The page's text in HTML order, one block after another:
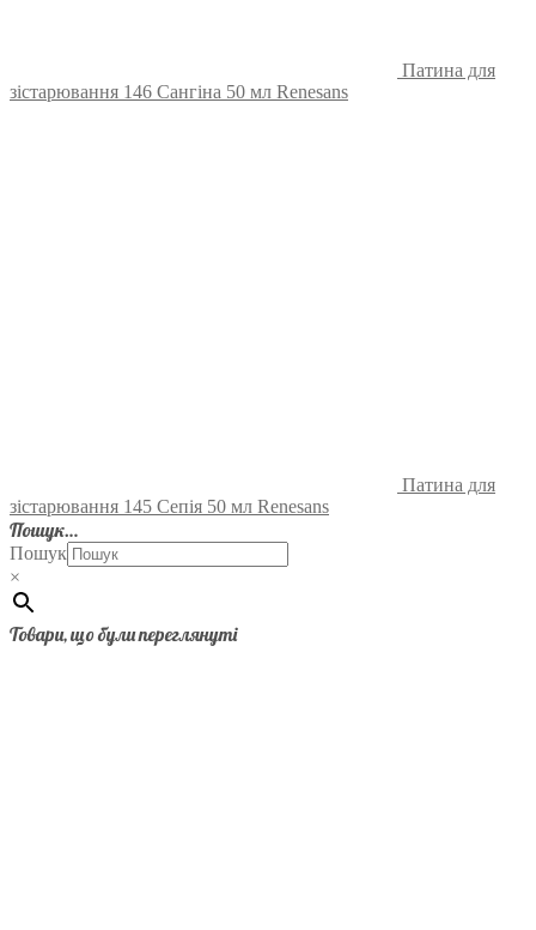
Патина для
зістарювання 146 Сангіна 50 мл Renesans
Патина для
зістарювання 145 Сепія 50 мл Renesans
Пошук…
Пошук
×
Товари, що були переглянуті